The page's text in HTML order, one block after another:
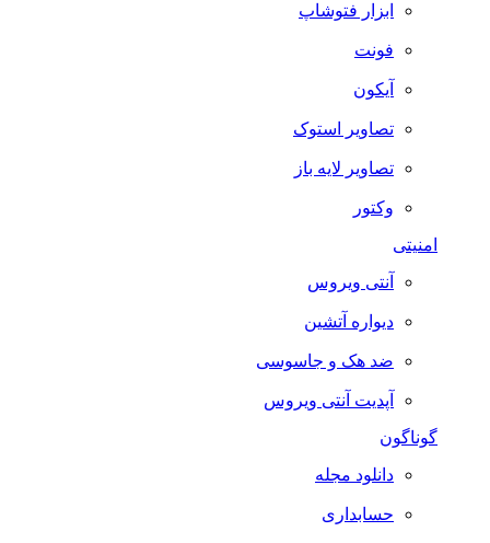
ابزار فتوشاپ
فونت
آیکون
تصاویر استوک
تصاویر لایه باز
وکتور
امنیتی
آنتی ویروس
دیواره آتشین
ضد هک و جاسوسی
آپدیت آنتی ویروس
گوناگون
دانلود مجله
حسابداری